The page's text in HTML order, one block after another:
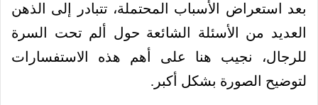
بعد استعراض الأسباب المحتملة، تتبادر إلى الذهن
العديد من الأسئلة الشائعة حول ألم تحت السرة
للرجال، نجيب هنا على أهم هذه الاستفسارات
لتوضيح الصورة بشكل أكبر.